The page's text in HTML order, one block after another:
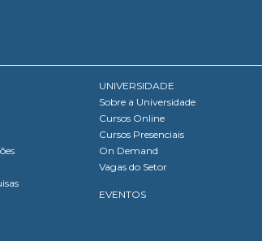
UNIVERSIDADE
Sobre a Universidade
Cursos Online
Cursos Presenciais
On Demand
Vagas do Setor
EVENTOS